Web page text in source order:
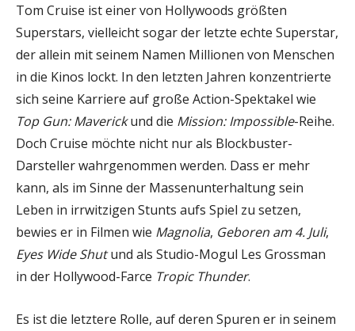
Tom Cruise ist einer von Hollywoods größten
Superstars, vielleicht sogar der letzte echte Superstar,
der allein mit seinem Namen Millionen von Menschen
in die Kinos lockt. In den letzten Jahren konzentrierte
sich seine Karriere auf große Action-Spektakel wie
Top Gun: Maverickund die Mission: Impossible-Reihe.
Doch Cruise möchte nicht nur als Blockbuster-
Darsteller wahrgenommen werden. Dass er mehr
kann, als im Sinne der Massenunterhaltung sein
Leben in irrwitzigen Stunts aufs Spiel zu setzen,
bewies er in Filmen wie Magnolia, Geboren am 4. Juli,
Eyes Wide Shutund als Studio-Mogul Les Grossman
in der Hollywood-Farce Tropic Thunder.
Es ist die letztere Rolle, auf deren Spuren er in seinem